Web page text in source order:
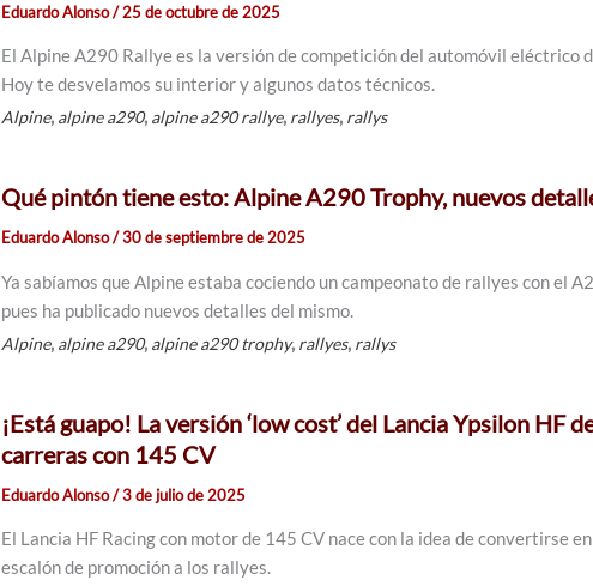
Eduardo Alonso/25 de octubre de 2025
El Alpine A290 Rallye es la versión de competición del automóvil eléctrico
Hoy te desvelamos su interior y algunos datos técnicos.
Alpine, alpine a290, alpine a290 rallye, rallyes, rallys
Qué pintón tiene esto: Alpine A290 Trophy, nuevos
Eduardo Alonso/30 de septiembre de 2025
Ya sabíamos que Alpine estaba cociendo un campeonato de rallyes con el
pues ha publicado nuevos detalles del mismo.
Alpine, alpine a290, alpine a290 trophy, rallyes, rallys
¡Está guapo! La versión ‘low cost’ del Lancia Ypsilon HF
carreras con 145 CV
Eduardo Alonso/3 de julio de 2025
El Lancia HF Racing con motor de 145 CV nace con la idea de convertirse
escalón de promoción a los rallyes.